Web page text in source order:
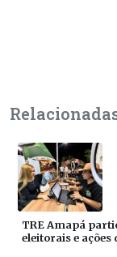
TRE Amapá
eleitorais e ações